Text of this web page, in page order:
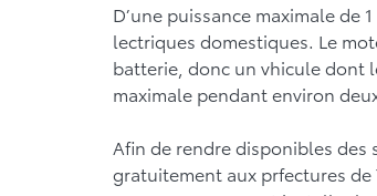
D’une puissance maximale de
lectriques domestiques. Le
batterie, donc un vhicule dont
maximale pendant environ
Afin de rendre disponibles des
gratuitement aux prfectures de